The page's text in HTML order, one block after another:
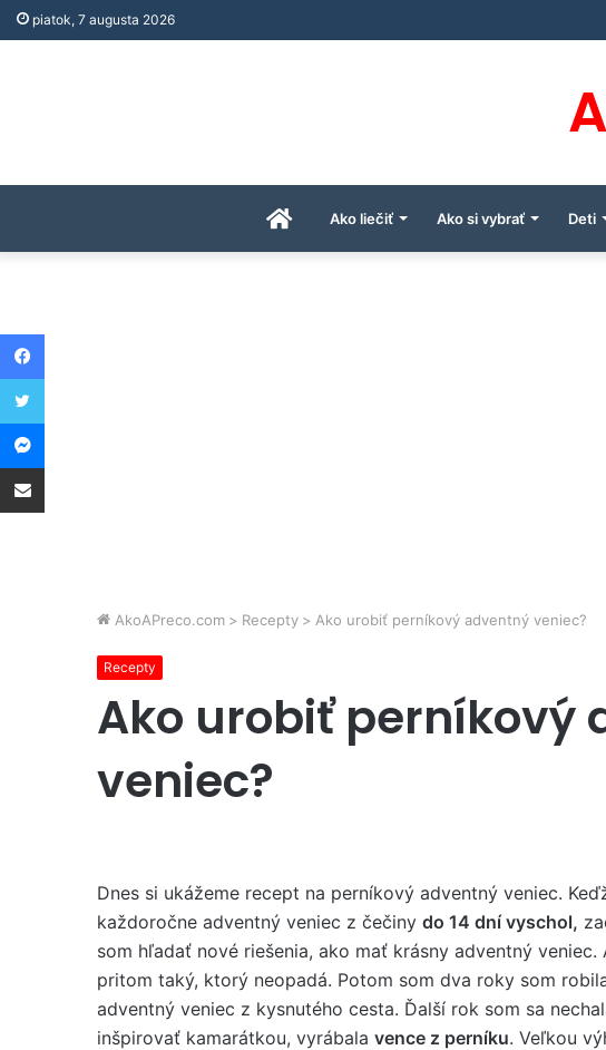
piatok, 7 augusta 2026
ÚvodnáAko liečiť Ako si vybrať Deti
AkoAPreco.com > Recepty > Ako urobiť perníkový adventný veniec?
Recepty
Ako urobiť perníkový
veniec?
Dnes si ukážeme recept na perníkový adventný veniec.
každoročne adventný veniec z čečiny do 14 dní vyschol,
som hľadať nové riešenia, ako mať krásny adventný veniec.
pritom taký, ktorý neopadá. Potom som dva roky som
adventný veniec z kysnutého cesta. Ďalší rok som sa
inšpirovať kamarátkou, vyrábala vence z perníku. Veľkou
Facebook
Twitter
Messenger
Share via Email